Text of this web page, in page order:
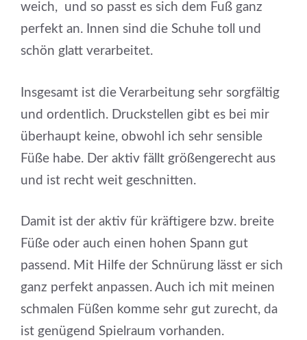
weich, und so passt es sich dem Fuß ganz
perfekt an. Innen sind die Schuhe toll und
schön glatt verarbeitet.
Insgesamt ist die Verarbeitung sehr sorgfältig
und ordentlich. Druckstellen gibt es bei mir
überhaupt keine, obwohl ich sehr sensible
Füße habe. Der aktiv fällt größengerecht aus
und ist recht weit geschnitten.
Damit ist der aktiv für kräftigere bzw. breite
Füße oder auch einen hohen Spann gut
passend. Mit Hilfe der Schnürung lässt er sich
ganz perfekt anpassen. Auch ich mit meinen
schmalen Füßen komme sehr gut zurecht, da
ist genügend Spielraum vorhanden.